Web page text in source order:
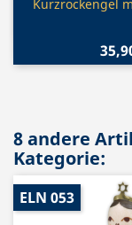

Kurzrockengel
8 andere
Kategorie:
ELN 053